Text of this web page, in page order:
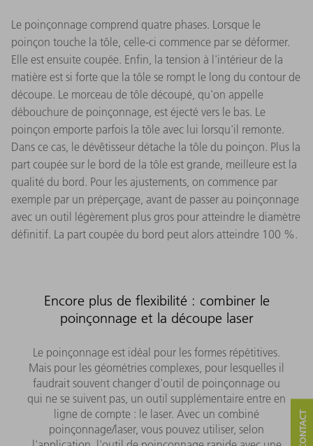
Le poinçonnage comprend quatre phases. Lorsque le
poinçon touche la tôle, celle-ci commence par se déformer.
Elle est ensuite coupée. Enfin, la tension à l'intérieur de la
matière est si forte que la tôle se rompt le long du contour de
découpe. Le morceau de tôle découpé, qu'on appelle
débouchure de poinçonnage, est éjecté vers le bas. Le
poinçon emporte parfois la tôle avec lui lorsqu'il remonte.
Dans ce cas, le dévêtisseur détache la tôle du poinçon. Plus la
part coupée sur le bord de la tôle est grande, meilleure est la
qualité du bord. Pour les ajustements, on commence par
exemple par un préperçage, avant de passer au poinçonnage
avec un outil légèrement plus gros pour atteindre le diamètre
définitif. La part coupée du bord peut alors atteindre 100 %.
Encore plus de flexibilité : combiner le
poinçonnage et la découpe laser
Le poinçonnage est idéal pour les formes répétitives.
Mais pour les géométries complexes, pour lesquelles il
faudrait souvent changer d'outil de poinçonnage ou
qui ne se suivent pas, un outil supplémentaire entre en
ligne de compte : le laser. Avec un combiné
poinçonnage/laser, vous pouvez utiliser, selon